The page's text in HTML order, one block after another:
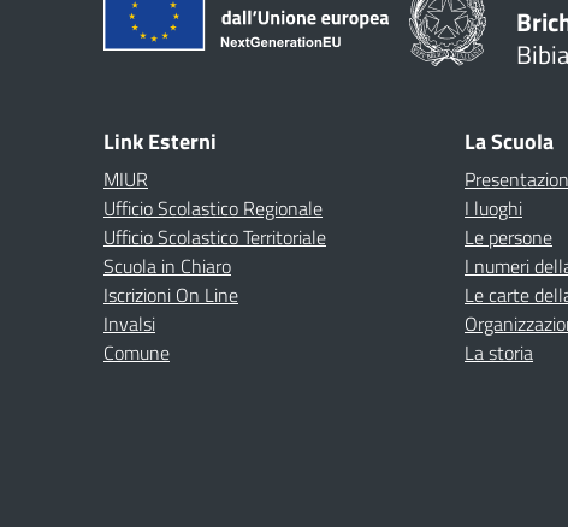
Link Esterni
MIUR
Ufficio Scolastico Regionale
Ufficio Scolastico Territoriale
Scuola in Chiaro
Iscrizioni On Line
Invalsi
Comune
La Scuola
I luoghi
Le persone
I numeri
Le carte
La storia